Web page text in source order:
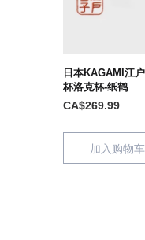
日本KAGAMI江
杯洛克杯-纸鹤
CA$269.99
加入购物车